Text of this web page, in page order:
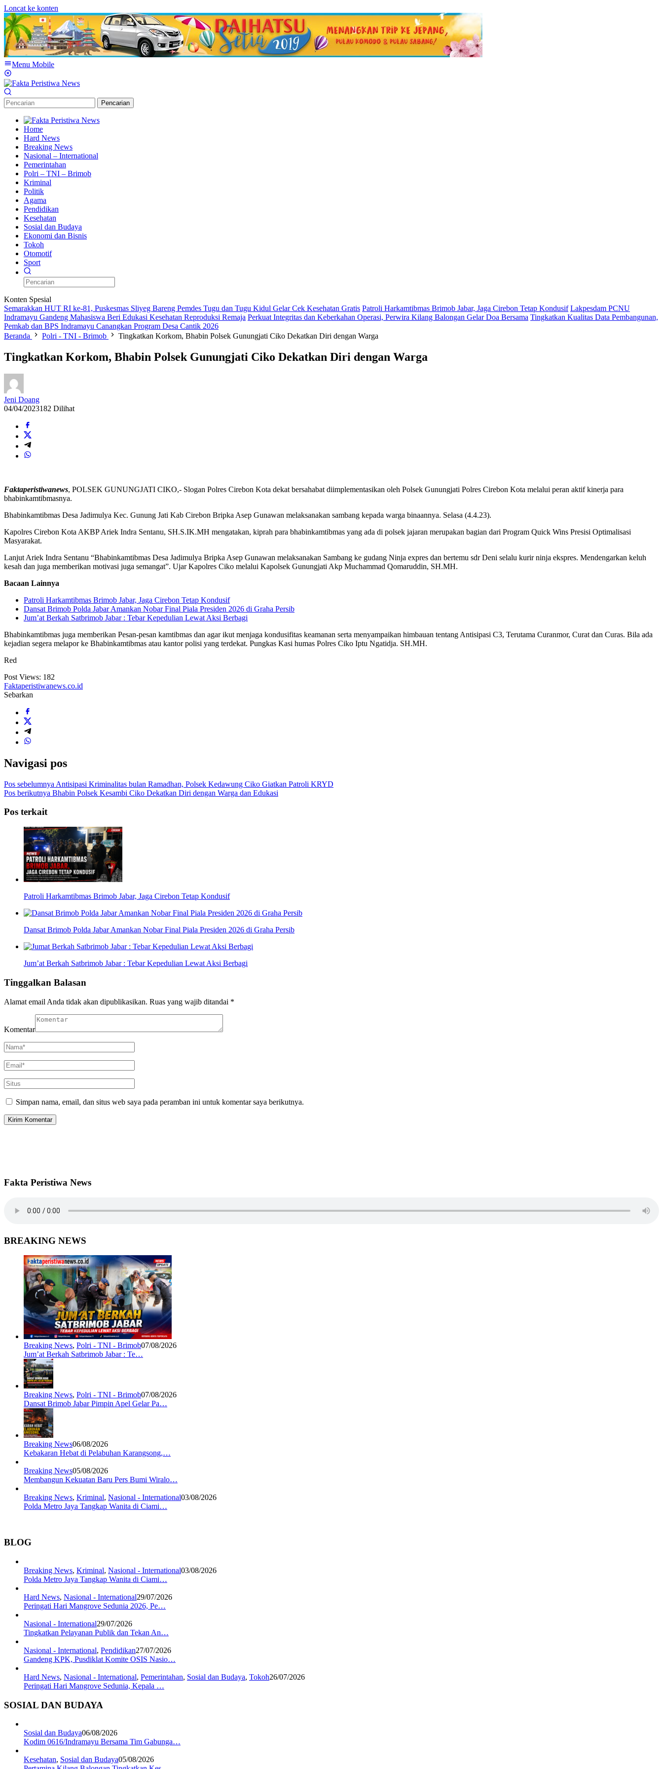
Loncat ke konten
Menu Mobile
Pencarian
Home
Hard News
Breaking News
Nasional – International
Pemerintahan
Polri – TNI – Brimob
Kriminal
Politik
Agama
Pendidikan
Kesehatan
Sosial dan Budaya
Ekonomi dan Bisnis
Tokoh
Otomotif
Sport
Konten Spesial
Semarakkan HUT RI ke-81, Puskesmas Sliyeg Bareng Pemdes Tugu dan Tugu Kidul Gelar Cek Kesehatan Gratis Patroli Harkamtibmas Brimob Jabar, Jaga Cirebon Tetap Kondusif Lakpesdam PCNU
Indramayu Gandeng Mahasiswa Beri Edukasi Kesehatan Reproduksi Remaja Perkuat Integritas dan Keberkahan Operasi, Perwira Kilang Balongan Gelar Doa Bersama Tingkatkan Kualitas Data Pembangunan,
Pemkab dan BPS Indramayu Canangkan Program Desa Cantik 2026
Beranda
Polri - TNI - Brimob Tingkatkan Korkom, Bhabin Polsek Gunungjati Ciko Dekatkan Diri dengan Warga
Tingkatkan Korkom, Bhabin Polsek Gunungjati Ciko Dekatkan Diri dengan Warga
Jeni Doang
04/04/2023182 Dilihat
Faktaperistiwanews, POLSEK GUNUNGJATI CIKO,- Slogan Polres Cirebon Kota dekat bersahabat diimplementasikan oleh Polsek Gunungjati Polres Cirebon Kota melalui peran aktif kinerja para
bhabinkamtibmasnya.
Bhabinkamtibmas Desa Jadimulya Kec. Gunung Jati Kab Cirebon Bripka Asep Gunawan melaksanakan sambang kepada warga binaannya. Selasa (4.4.23).
Kapolres Cirebon Kota AKBP Ariek Indra Sentanu, SH.S.IK.MH mengatakan, kiprah para bhabinkamtibmas yang ada di polsek jajaran merupakan bagian dari Program Quick Wins Presisi Optimalisasi
Masyarakat.
Lanjut Ariek Indra Sentanu “Bhabinkamtibmas Desa Jadimulya Bripka Asep Gunawan melaksanakan Sambang ke gudang Ninja expres dan bertemu sdr Deni selalu kurir ninja ekspres. Mendengarkan keluh
kesah dan juga memberikan motivasi juga semangat”. Ujar Kapolres Ciko melalui Kapolsek Gunungjati Akp Muchammad Qomaruddin, SH.MH.
Bacaan Lainnya
Patroli Harkamtibmas Brimob Jabar, Jaga Cirebon Tetap Kondusif
Dansat Brimob Polda Jabar Amankan Nobar Final Piala Presiden 2026 di Graha Persib
Jum’at Berkah Satbrimob Jabar : Tebar Kepedulian Lewat Aksi Berbagi
Bhabinkamtibmas juga memberikan Pesan-pesan kamtibmas dan agar ikut menjaga kondusifitas keamanan serta menyampaikan himbauan tentang Antisipasi C3, Terutama Curanmor, Curat dan Curas. Bila ada
kejadian segera melapor ke Bhabinkamtibmas atau kantor polisi yang terdekat. Pungkas Kasi humas Polres Ciko Iptu Ngatidja. SH.MH.
Red
Post Views: 182
Faktaperistiwanews.co.id
Sebarkan
Navigasi pos
Pos sebelumnya Antisipasi Kriminalitas bulan Ramadhan, Polsek Kedawung Ciko Giatkan Patroli KRYD
Pos berikutnya Bhabin Polsek Kesambi Ciko Dekatkan Diri dengan Warga dan Edukasi
Pos terkait
Patroli Harkamtibmas Brimob Jabar, Jaga Cirebon Tetap Kondusif
Dansat Brimob Polda Jabar Amankan Nobar Final Piala Presiden 2026 di Graha Persib
Jum’at Berkah Satbrimob Jabar : Tebar Kepedulian Lewat Aksi Berbagi
Tinggalkan Balasan
Alamat email Anda tidak akan dipublikasikan. Ruas yang wajib ditandai *
Komentar
Simpan nama, email, dan situs web saya pada peramban ini untuk komentar saya berikutnya.
Fakta Peristiwa News
BREAKING NEWS
Breaking News, Polri - TNI - Brimob07/08/2026
Jum’at Berkah Satbrimob Jabar : Te…
Breaking News, Polri - TNI - Brimob07/08/2026
Dansat Brimob Jabar Pimpin Apel Gelar Pa…
Breaking News06/08/2026
Kebakaran Hebat di Pelabuhan Karangsong,…
Breaking News05/08/2026
Membangun Kekuatan Baru Pers Bumi Wiralo…
Breaking News, Kriminal, Nasional - International03/08/2026
Polda Metro Jaya Tangkap Wanita di Ciami…
BLOG
Breaking News, Kriminal, Nasional - International03/08/2026
Polda Metro Jaya Tangkap Wanita di Ciami…
Hard News, Nasional - International29/07/2026
Peringati Hari Mangrove Sedunia 2026, Pe…
Nasional - International29/07/2026
Tingkatkan Pelayanan Publik dan Tekan An…
Nasional - International, Pendidikan27/07/2026
Gandeng KPK, Pusdiklat Komite OSIS Nasio…
Hard News, Nasional - International, Pemerintahan, Sosial dan Budaya, Tokoh26/07/2026
Peringati Hari Mangrove Sedunia, Kepala …
SOSIAL DAN BUDAYA
Sosial dan Budaya06/08/2026
Kodim 0616/Indramayu Bersama Tim Gabunga…
Kesehatan, Sosial dan Budaya05/08/2026